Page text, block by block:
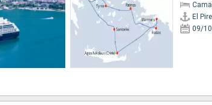
El
09/